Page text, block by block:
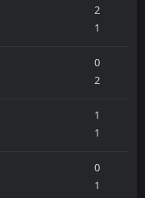
2
1
0
2
1
1
0
1